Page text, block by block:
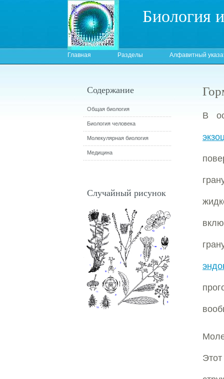
Биология
Главная Разделы Алфавитный
В
Содержание
Общая биология
Биология человека
Молекулярная биология
Медицина
Случайный рисунок